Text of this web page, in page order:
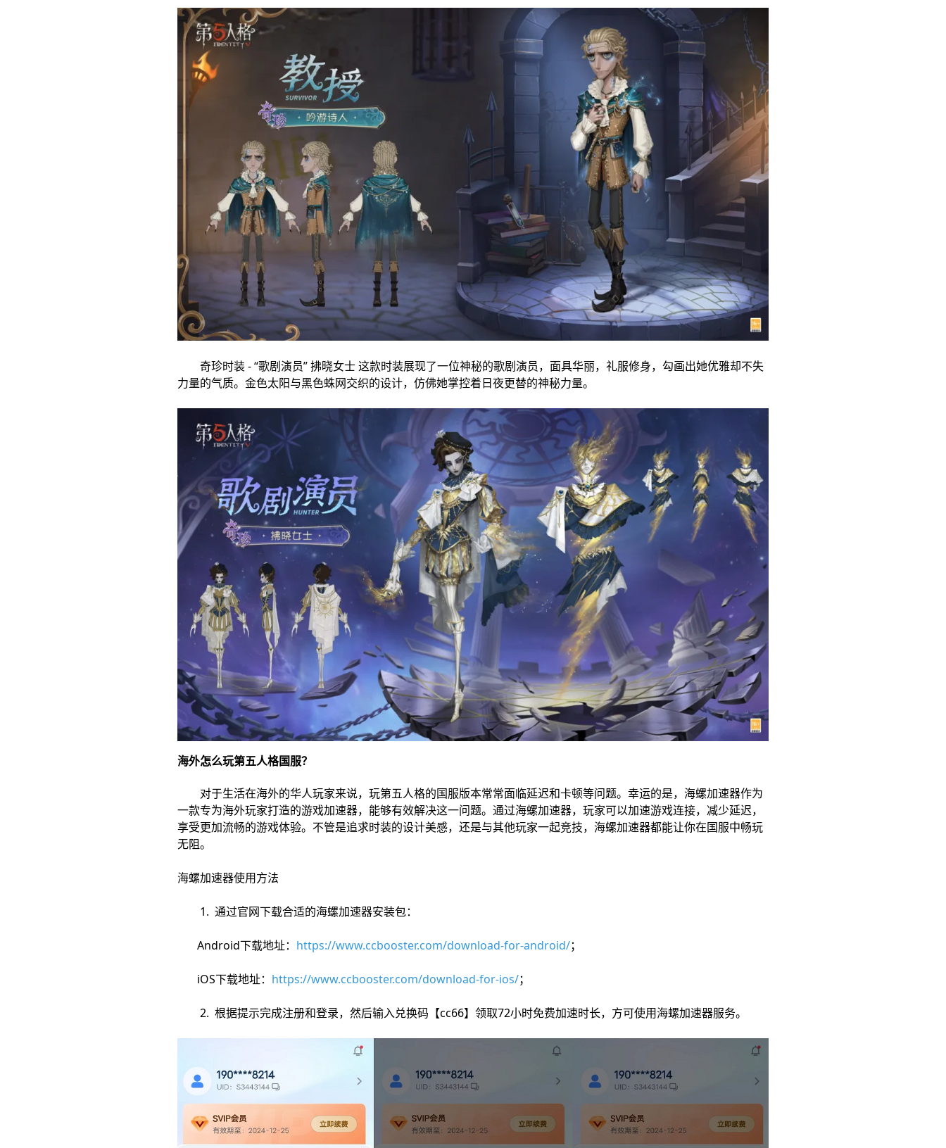
奇珍时装 - “歌剧演员” 拂晓女士 这款时装展现了一位神秘的歌剧演员，面具华丽，礼服修身，勾画出她优雅却不失
力量的气质。金色太阳与黑色蛛网交织的设计，仿佛她掌控着日夜更替的神秘力量。
海外怎么玩第五人格国服？
对于生活在海外的华人玩家来说，玩第五人格的国服版本常常面临延迟和卡顿等问题。幸运的是，海螺加速器作为
一款专为海外玩家打造的游戏加速器，能够有效解决这一问题。通过海螺加速器，玩家可以加速游戏连接，减少延迟，
享受更加流畅的游戏体验。不管是追求时装的设计美感，还是与其他玩家一起竞技，海螺加速器都能让你在国服中畅玩
无阻。
海螺加速器使用方法
1. 通过官网下载合适的海螺加速器安装包：
Android下载地址： https://www.ccbooster.com/download-for-android/；
iOS下载地址： https://www.ccbooster.com/download-for-ios/；
2. 根据提示完成注册和登录，然后输入兑换码【cc66】领取72小时免费加速时长，方可使用海螺加速器服务。